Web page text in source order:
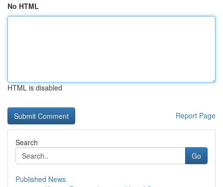
No HTML
HTML is disabled
Report Page
Search
Go
Published News